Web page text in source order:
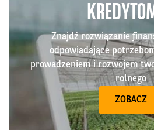
Znajdź rozwiązanie
odpowiadające
prowadzeniem i rozwojem
rolnego
ZOBACZ